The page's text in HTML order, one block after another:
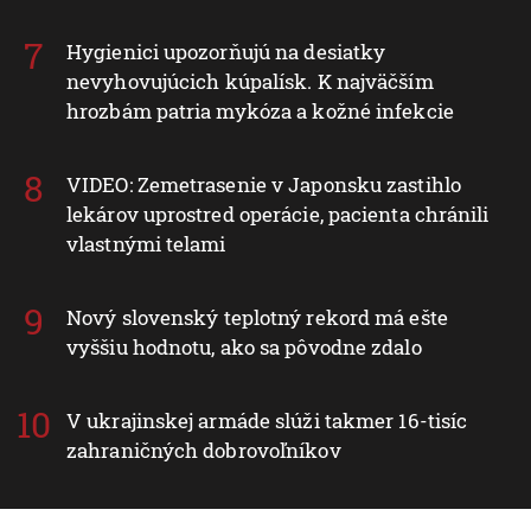
Hygienici upozorňujú na desiatky
nevyhovujúcich kúpalísk. K najväčším
hrozbám patria mykóza a kožné infekcie
VIDEO: Zemetrasenie v Japonsku zastihlo
lekárov uprostred operácie, pacienta chránili
vlastnými telami
Nový slovenský teplotný rekord má ešte
vyššiu hodnotu, ako sa pôvodne zdalo
V ukrajinskej armáde slúži takmer 16-tisíc
zahraničných dobrovoľníkov